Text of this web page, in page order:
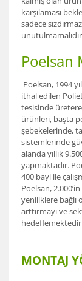
karşılaması
sadece
Poelsan
Poelsan, 1994
ithal edilen
tesisinde
ürünleri, başta
şebekelerinde,
sistemlerinde
alanda yıllık
yapmaktadır.
400 bayi ile
Poelsan,
yeniliklere bağlı
arttırmayı ve
MONTAJ